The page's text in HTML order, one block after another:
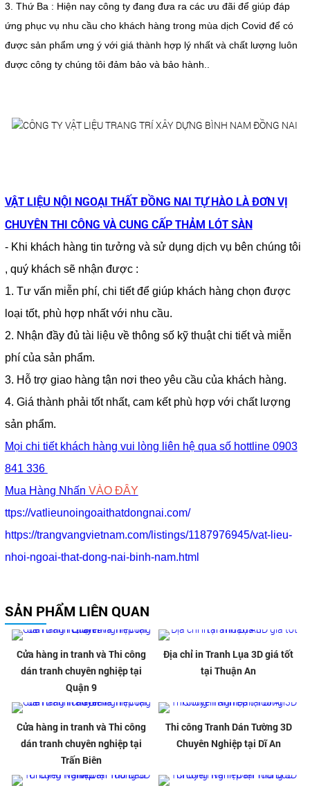
3. Thứ Ba : Hiện nay công ty đang đưa ra các ưu đãi để giúp đáp
ứng phục vụ nhu cầu cho khách hàng trong mùa dịch Covid để có
được sản phẩm ưng ý với giá thành hợp lý nhất và chất lượng luôn
được công ty chúng tôi đảm bảo và bảo hành..
VẬT LIỆU NỘI NGOẠI THẤT ĐỒNG NAI TỰ HÀO LÀ ĐƠN VỊ
CHUYÊN THI CÔNG VÀ CUNG CẤPTHẢM LÓT SÀN
- Khi khách hàng tin tưởng và sử dụng dịch vụ bên chúng tôi
, quý khách sẽ nhận được :
1. Tư vấn miễn phí, chi tiết để giúp khách hàng chọn được
loại tốt, phù hợp nhất với nhu cầu.
2. Nhận đầy đủ tài liệu về thông số kỹ thuật chi tiết và miễn
phí của sản phẩm.
3. Hỗ trợ giao hàng tận nơi theo yêu cầu của khách hàng.
4. Giá thành phải tốt nhất, cam kết phù hợp với chất lượng
sản phẩm.
Mọi chi tiết khách hàng vui lòng liên hệ qua số hottline 0903
841 336
Mua Hàng Nhấn VÀO ĐÂY
ttps://vatlieunoingoaithatdongnai.com/
https://trangvangvietnam.com/listings/1187976945/vat-lieu-
nhoi-ngoai-that-dong-nai-binh-nam.html
SẢN PHẨM LIÊN QUAN
Cửa hàng in tranh và Thi công
dán tranh chuyên nghiệp tại
Quận 9
Địa chỉ in Tranh Lụa 3D giá tốt
tại Thuận An
Cửa hàng in tranh và Thi công
dán tranh chuyên nghiệp tại
Trấn Biên
Thi công Tranh Dán Tường 3D
Chuyên Nghiệp tại Dĩ An